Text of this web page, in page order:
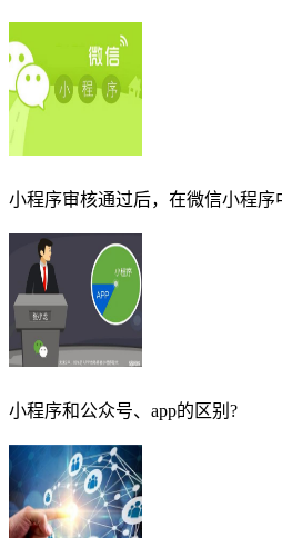
小程序审核通过后，在微信小程序
小程序和公众号、app的区别?